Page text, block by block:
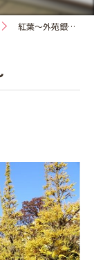
紅葉～外苑銀杏並木へ～